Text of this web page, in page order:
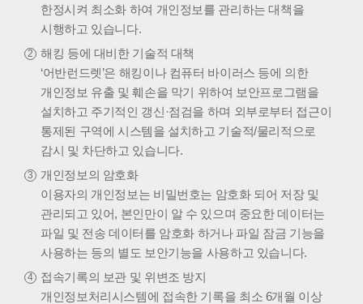
한정시켜 최소화 하여 개인정보를 관리하는 대책을
시행하고 있습니다.
해킹 등에 대비한 기술적 대책
‘어반런드렛’은 해킹이나 컴퓨터 바이러스 등에 의한
개인정보 유출 및 훼손을 막기 위하여 보안프로그램을
설치하고 주기적인 갱신·점검을 하며 외부로부터 접근이
통제된 구역에 시스템을 설치하고 기술적/물리적으로
감시 및 차단하고 있습니다.
개인정보의 암호화
이용자의 개인정보는 비밀번호는 암호화 되어 저장 및
관리되고 있어, 본인만이 알 수 있으며 중요한 데이터는
파일 및 전송 데이터를 암호화 하거나 파일 잠금 기능을
사용하는 등의 별도 보안기능을 사용하고 있습니다.
접속기록의 보관 및 위변조 방지
개인정보처리시스템에 접속한 기록을 최소 6개월 이상